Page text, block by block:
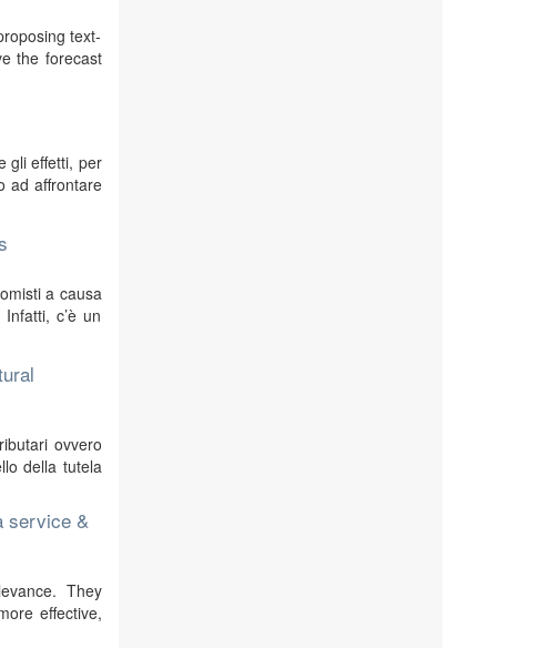
text-
the forecast
gli effetti, per
ad affrontare
a causa
c’è un
ovvero
della tutela
service &
They
effective,